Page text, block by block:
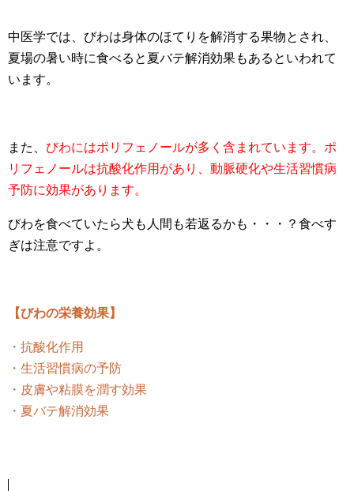
中医学では、びわは身体のほてりを解消する果物とされ、
夏場の暑い時に食べると夏バテ解消効果もあるといわれて
います。
また、 びわにはポリフェノールが多く含まれています。ポ
リフェノールは抗酸化作用があり、動脈硬化や生活習慣病
予防に効果があります。
びわを食べていたら犬も人間も若返るかも・・・？食べす
ぎは注意ですよ。
【びわの栄養効果】
・抗酸化作用
・生活習慣病の予防
・皮膚や粘膜を潤す効果
・夏バテ解消効果